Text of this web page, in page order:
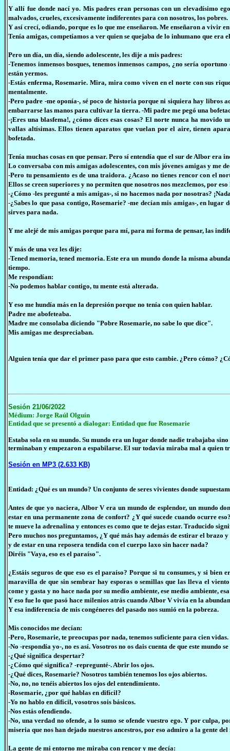
Y allí fue donde nací yo. Mis padres eran personas con un elevadísimo
malvados, crueles, excesivamente indiferentes para con nosotros, los pobres.
Y así crecí, odiando, porque es lo que me enseñaron. Me enseñaron a vivir
Tenía amigas, competíamos a ver quien se quejaba de lo inhumano que era
Pero un día, un día, siendo adolescente, les dije a mis padres:
-Tenemos inmensos bosques, tenemos inmensos campos, ¿no sería
están yermos.
-Estás enferma, Rosemarie. Mira, mira como viven en el norte con sus
mentalmente.
-Pero padre -me oponía-, sé poco de historia porque ni siquiera hay libros
embarrarse las manos para cultivar la tierra. -Mi padre me pegó una
-¡Eres una blasfema!, ¿cómo dices esas cosas? El norte nunca ha
vallas altísimas. Ellos tienen aparatos que vuelan por el aire, tienen
bofetada.
Tenía muchas cosas en que pensar. Pero sí entendía que el sur de Albor era
Lo conversaba con mis amigas adolescentes, con mis jóvenes amigas y me
-Pero tu pensamiento es de una traidora. ¿Acaso no tienes rencor con el
Ellos se creen superiores y no permiten que nosotros nos mezclemos, por
-¿Cómo -les pregunté a mis amigas-, si no hacemos nada por nosotras?
-¿Sabes lo que pasa contigo, Rosemarie? -me decían mis amigas-, en
sirves para nada.
Y me alejé de mis amigas porque para mí, para mi forma de pensar, las
Y más de una vez les dije:
-Tened memoria, tened memoria. Este era un mundo donde la misma
tiempo.
Me respondían:
-No podemos hablar contigo, tu mente está alterada.
Y eso me hundía más en la depresión porque no tenía con quien hablar.
Padre me abofeteaba.
Madre me consolaba diciendo "Pobre Rosemarie, no sabe lo que dice".
Mis amigas me despreciaban.
Alguien tenía que dar el primer paso para que esto cambie. ¿Pero cómo?
Sesión 21/06/2022
Médium: Jorge Raúl Olguín
Entidad que se presentó a dialogar: Entidad que fue Rosemarie
Estaba sola en su mundo. Su mundo era un lugar donde nadie trabajaba
terminaban y empezaron a espabilarse. El sur todavía miraba mal a quien
Sesión en MP3 (2.633 KB)
Entidad: ¿Qué es un mundo? Un conjunto de seres vivientes donde
Antes de que yo naciera, Albor V era un mundo de esplendor, un mundo
estar en una permanente zona de confort? ¿Y qué sucede cuando ocurre
te mueve la adrenalina y entonces es como que te dejas estar. Traducido
Pero muchos nos preguntamos, ¿Y qué más hay además de estirar el
y de estar en una reposera tendida con el cuerpo laxo sin hacer nada?
Diréis "Vaya, eso es el paraíso".
¿Estáis seguros de que eso es el paraíso? Porque si tu consumes, y si
maravilla de que sin sembrar hay esporas o semillas que las lleva el
come y gasta y no hace nada por su medio ambiente, ese medio ambiente,
Y eso fue lo que pasó hace milenios atrás cuando Albor V vivía en la
Y esa indiferencia de mis congéneres del pasado nos sumió en la pobreza.
Mis conocidos me decían:
-Pero, Rosemarie, te preocupas por nada, tenemos suficiente para cien vidas.
-No -respondía yo-, no es así. Vosotros no os dais cuenta de que este
-¿Qué significa despertar?
-¿Cómo qué significa? -repregunté-. Abrir los ojos.
-¿Qué dices, Rosemarie? Nosotros también tenemos los ojos abiertos.
-No, no, no tenéis abiertos los ojos del entendimiento.
-Rosemarie, ¿por qué hablas en difícil?
-Yo no hablo en difícil, vosotros sois básicos.
-Nos estás ofendiendo.
-No, una verdad no ofende, a lo sumo se ofende vuestro ego. Y por culpa,
miseria que nos han dejado nuestros ancestros, por eso admiro a la gente
La gente de mi entorno me miraba con rencor y me decía: